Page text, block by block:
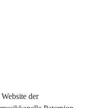
der